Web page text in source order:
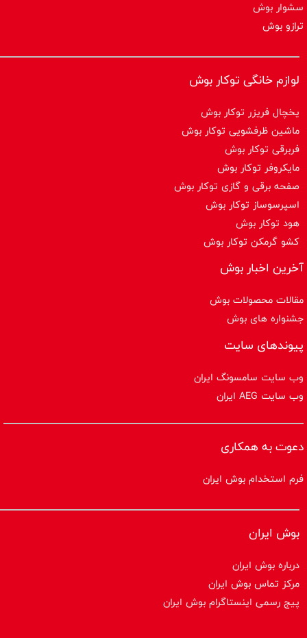
سشوار بوش
ترازو بوش
لوازم خانگی توکار بوش
یخچال فریزر توکار بوش
ماشین ظرفشویی توکار بوش
فربرقی توکار بوش
مایکروفر توکار بوش
صفحه برقی و گازی توکار بوش
اسپرسوساز توكار بوش
هود توکار بوش
کشو گرمکن توکار بوش
آخرین اخبار بوش
مقالات محصولات بوش
جشنواره های بوش
پیوندهای سایت
وب سایت سامسونگ ایران
وب سایت AEG ایران
دعوت به همکاری
فرم استخدام بوش ایران
بوش ایران
درباره بوش ایران
مرکز تماس بوش ایران
پیج رسمی اینستاگرام بوش ایران